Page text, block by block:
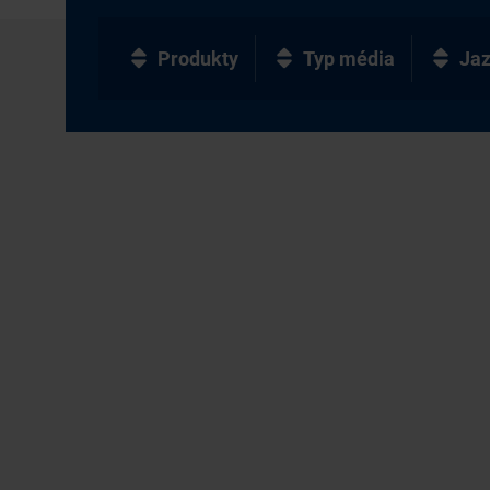
Produkty Typ média